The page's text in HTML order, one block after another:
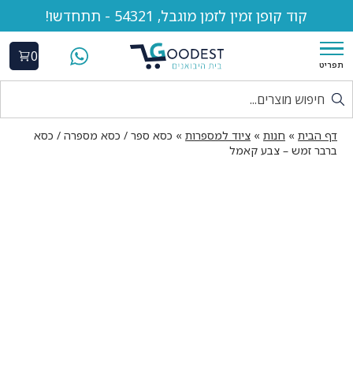
קוד קופן זמין לזמן מוגבל, 54321 - תתחדשו!
תפריט
0
דף הבית » חנות » ציוד למספרות » כסא ספר / כסא מספרה / כסא
ברבר זמש – צבע קאמל